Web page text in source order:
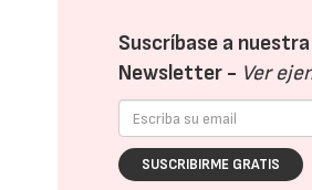
Suscríbase a nuestra
Newsletter - Ver
SUSCRIBIRME GRATIS